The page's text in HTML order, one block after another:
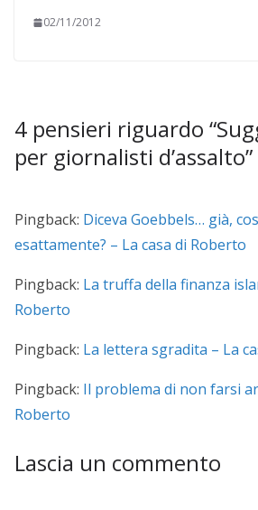
02/11/2012
4 pensieri riguardo “
per giornalisti d’assalto”
Pingback: Diceva Goebbels… già,
esattamente? – La casa di Roberto
Pingback: La truffa della finanza
Roberto
Pingback: La lettera sgradita – La
Pingback: Il problema di non farsi
Roberto
Lascia un commento